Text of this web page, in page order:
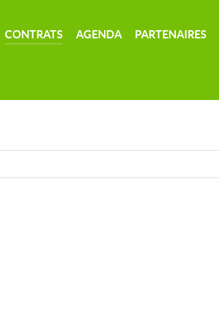
CONTRATS AGENDA PARTENAIRES